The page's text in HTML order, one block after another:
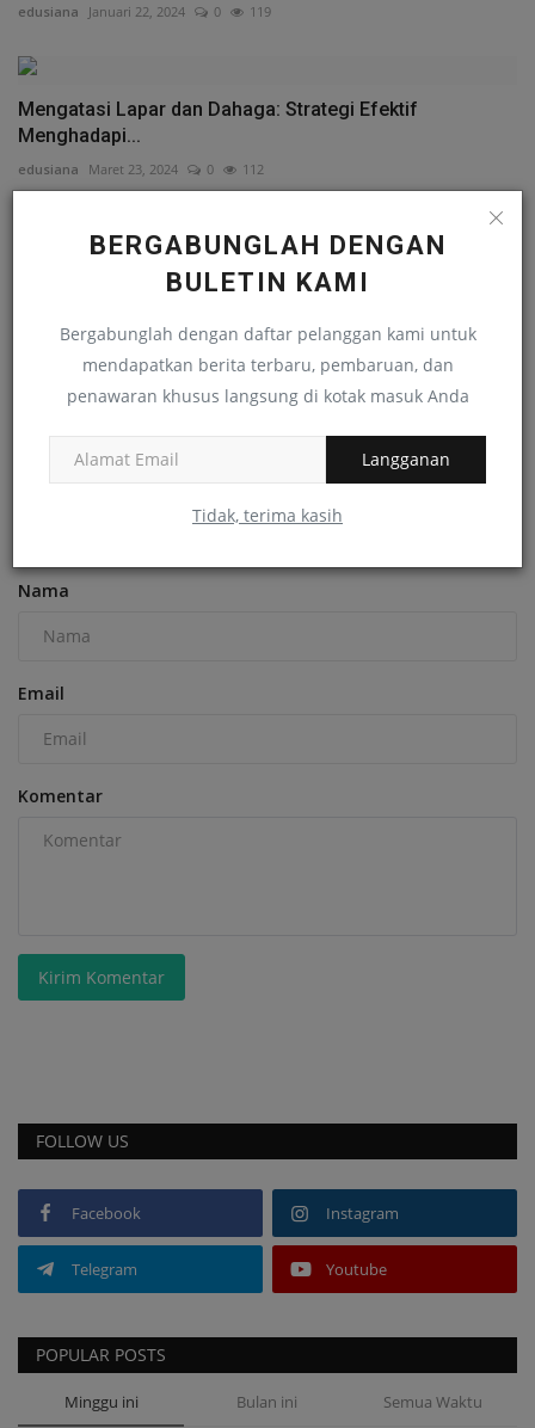
BERGABUNGLAH DENGAN
BULETIN KAMI
Bergabunglah dengan daftar pelanggan kami untuk
mendapatkan berita terbaru, pembaruan, dan
penawaran khusus langsung di kotak masuk Anda
Langganan
Tidak, terima kasih
edusiana Januari 22, 2024 0 119
Mengatasi Lapar dan Dahaga: Strategi Efektif
Menghadapi...
edusiana Maret 23, 2024 0 112
Melaksanakan Sosialisasi Program SEHATI dengan
edusiana Februari 28, 2023
Nama
Email
Komentar
Kirim Komentar
FOLLOW US
Facebook Instagram
Telegram Youtube
POPULAR POSTS
Minggu ini Bulan ini Semua Waktu